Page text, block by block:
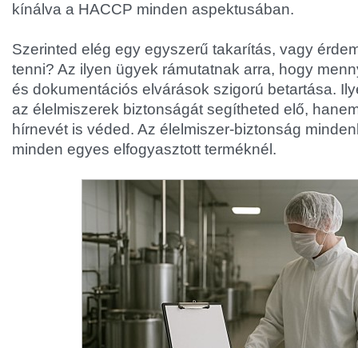
kínálva a HACCP minden aspektusában.
Szerinted elég egy egyszerű takarítás, vagy
tenni? Az ilyen ügyek rámutatnak arra, hogy
és dokumentációs elvárások szigorú betartása.
az élelmiszerek biztonságát segítheted elő,
hírnevét is véded. Az élelmiszer-biztonság
minden egyes elfogyasztott terméknél.